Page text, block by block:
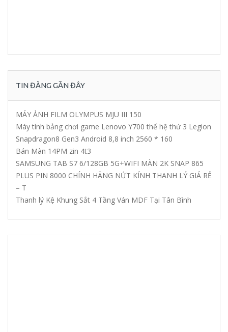
TIN ĐĂNG GẦN ĐÂY
MÁY ẢNH FILM OLYMPUS MJU III 150
Máy tính bảng chơi game Lenovo Y700 thế hệ thứ 3 Legion
Snapdragon8 Gen3 Android 8,8 inch 2560 * 160
Bán Màn 14PM zin 4t3
SAMSUNG TAB S7 6/128GB 5G+WIFI MÀN 2K SNAP 865
PLUS PIN 8000 CHÍNH HÃNG NỨT KÍNH THANH LÝ GIÁ RẺ
– T
Thanh lý Kệ Khung Sắt 4 Tầng Ván MDF Tại Tân Bình